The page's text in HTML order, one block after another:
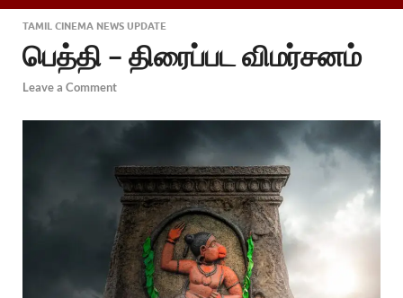
TAMIL CINEMA NEWS UPDATE
பெத்தி – திரைப்பட விமர்சனம்
Leave a Comment